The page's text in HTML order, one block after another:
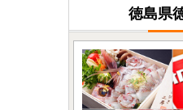
徳島県